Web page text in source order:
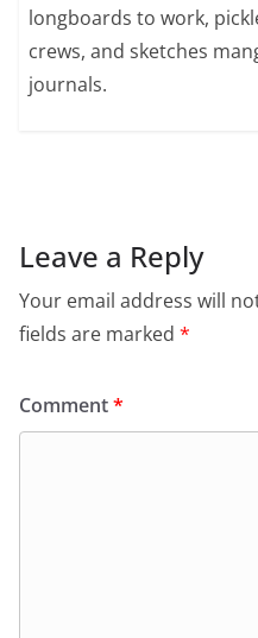
longboards to work,
crews, and sketches
journals.
Leave a Reply
Your email address will
fields are marked *
Comment*